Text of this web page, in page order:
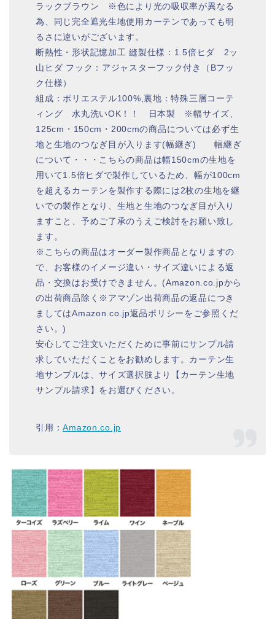
ラックブラウン ※色により光の吸収率が異なる
為、同じ完全遮光生地使用カーテンであっても明
るさに違いがございます。
断熱性・形状記憶加工 縫製仕様：1.5倍ヒダ 2ッ
山ヒダ フック：アジャスターフック付き（Bフッ
ク仕様）
組成：ポリエステル100%,裏地：特殊三層コーテ
ィング 水丸洗いOK！！ 日本製 ※幅サイズ、
125cm・150cm・200cmの商品については必ず生
地と生地のつなぎ目が入ります(幅継ぎ) 幅継ぎ
について・・・こちらの商品は幅150cmの生地を
用いて1.5倍ヒダで製作しているため、幅が100cm
を超えるカーテンを製作する際には2枚の生地を継
いでの製作となり、生地と生地のつなぎ目が入り
ますこと、予めご了承のうえご検討をお願い致し
ます。
※こちらの商品はオーダー製作商品となりますの
で、お客様のイメージ違い・サイズ違いによる返
品・交換はお受けできません。(Amazon.co.jpから
の出荷商品除く※アマゾン出荷商品の返品につき
ましてはAmazon.co.jp返品ポリシーをご参照くだ
さい。)
安心してご注文いただくために事前にサンプル請
求していただくことをお勧めします。カーテン生
地サンプルは、サイズ選択肢より【カーテン生地
サンプル請求】をお選びください。
引用：Amazon.co.jp